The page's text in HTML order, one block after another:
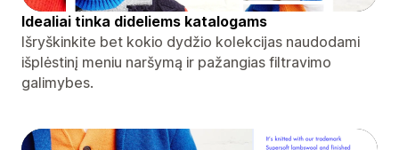
Idealiai tinka dideliems katalogams
Išryškinkite bet kokio dydžio kolekcijas naudodami
išplėstinį meniu naršymą ir pažangias filtravimo
galimybes.